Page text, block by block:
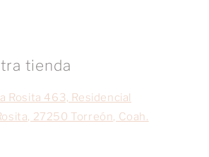
tienda
Rosita 463, Residencial
27250 Torreón, Coah.